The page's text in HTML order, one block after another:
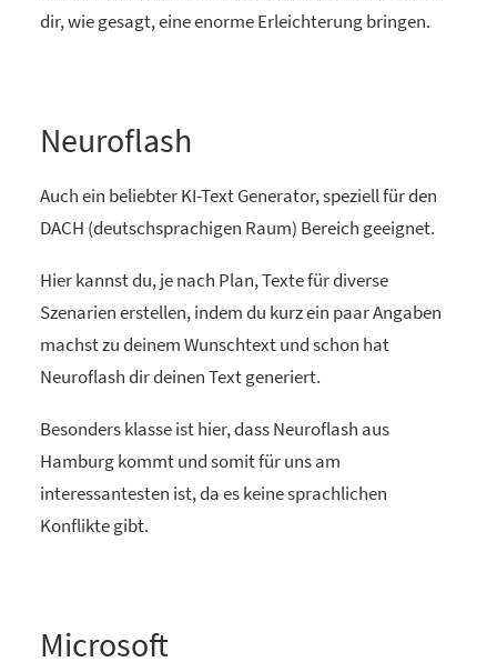
dir, wie gesagt, eine enorme Erleichterung bringen.
Neuroflash
Auch ein beliebter KI-Text Generator, speziell für den
DACH (deutschsprachigen Raum) Bereich geeignet.
Hier kannst du, je nach Plan, Texte für diverse
Szenarien erstellen, indem du kurz ein paar Angaben
machst zu deinem Wunschtext und schon hat
Neuroflash dir deinen Text generiert.
Besonders klasse ist hier, dass Neuroflash aus
Hamburg kommt und somit für uns am
interessantesten ist, da es keine sprachlichen
Konflikte gibt.
Microsoft